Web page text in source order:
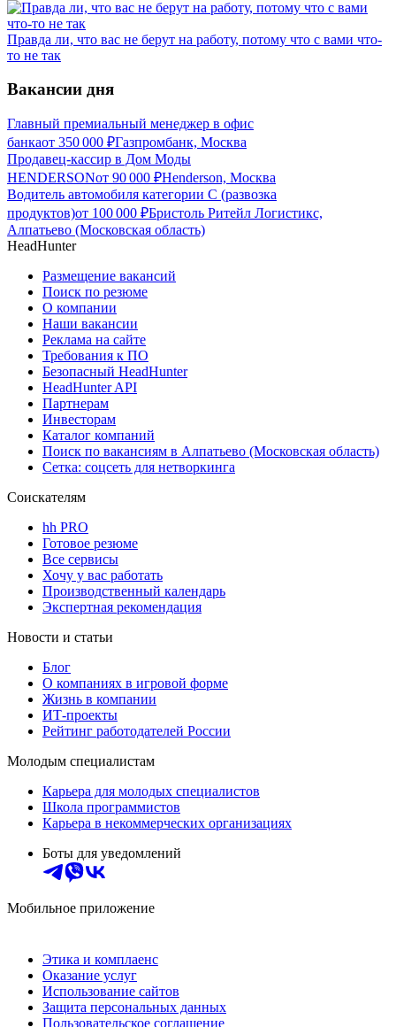
Правда ли, что вас не берут на работу, потому что с вами что-
то не так
Вакансии дня
Главный премиальный менеджер в офис
банкаот 350 000 ₽Газпромбанк, Москва
Продавец-кассир в Дом Моды
HENDERSONот 90 000 ₽Henderson, Москва
Водитель автомобиля категории C (развозка
продуктов)от 100 000 ₽Бристоль Ритейл Логистикс,
Алпатьево (Московская область)
HeadHunter
Размещение вакансий
Поиск по резюме
О компании
Наши вакансии
Реклама на сайте
Требования к ПО
Безопасный HeadHunter
HeadHunter API
Партнерам
Инвесторам
Каталог компаний
Поиск по вакансиям в Алпатьево (Московская область)
Сетка: соцсеть для нетворкинга
Соискателям
hh PRO
Готовое резюме
Все сервисы
Хочу у вас работать
Производственный календарь
Экспертная рекомендация
Новости и статьи
Блог
О компаниях в игровой форме
Жизнь в компании
ИТ-проекты
Рейтинг работодателей России
Молодым специалистам
Карьера для молодых специалистов
Школа программистов
Карьера в некоммерческих организациях
Боты для уведомлений
Мобильное приложение
Этика и комплаенс
Оказание услуг
Использование сайтов
Защита персональных данных
Пользовательское соглашение